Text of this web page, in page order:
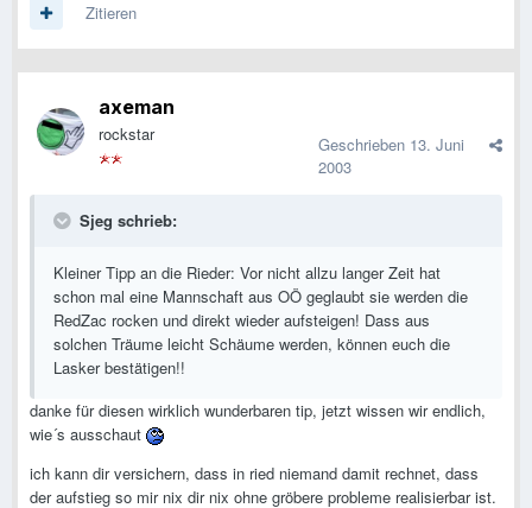
Zitieren
axeman
rockstar Geschrieben 13. Juni
2003
Sjeg schrieb:
Kleiner Tipp an die Rieder: Vor nicht allzu langer Zeit hat
schon mal eine Mannschaft aus OÖ geglaubt sie werden die
RedZac rocken und direkt wieder aufsteigen! Dass aus
solchen Träume leicht Schäume werden, können euch die
Lasker bestätigen!!
danke für diesen wirklich wunderbaren tip, jetzt wissen wir endlich,
wie´s ausschaut
ich kann dir versichern, dass in ried niemand damit rechnet, dass
der aufstieg so mir nix dir nix ohne gröbere probleme realisierbar ist.